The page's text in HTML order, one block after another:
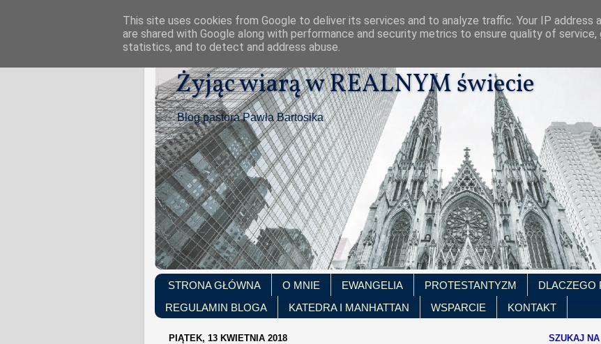
Żyjąc wiarą w REALNYM świecie
Blog pastora Pawła Bartosika
STRONA GŁÓWNA O MNIE EWANGELIA PROTESTANTYZM
DLACZEGO
REGULAMIN BLOGA
KATEDRA I MANHATTAN WSPARCIE KONTAKT
PIĄTEK, 13 KWIETNIA 2018 SZUKAJ
This site uses cookies from Google to deliver its services and to analyze traffic. Your IP address
are shared with Google along with performance and security metrics to ensure quality of service,
statistics, and to detect and address abuse.